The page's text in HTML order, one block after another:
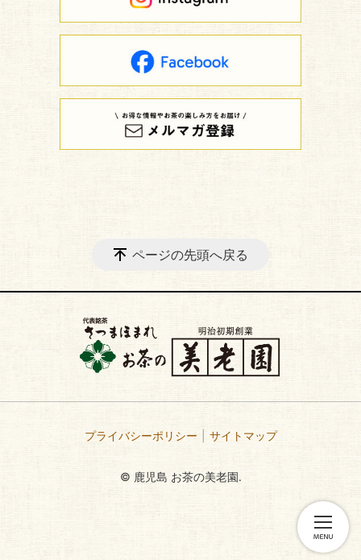
ページの先頭へ戻る
プライバシーポリシー サイトマップ
© 鹿児島 お茶の美老園.